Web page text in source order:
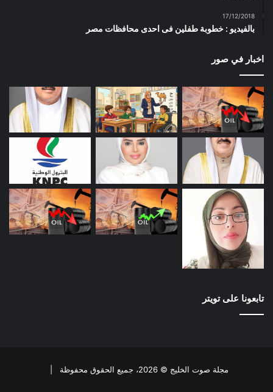
17/12/2018
بالفيديو : خطوبة طفلين فى احدى محافظات مصر
اخبار في صور
تابعونا على تويتر
مجلة صوت الخليج © 2026، جميع الحقوق محفوظة |